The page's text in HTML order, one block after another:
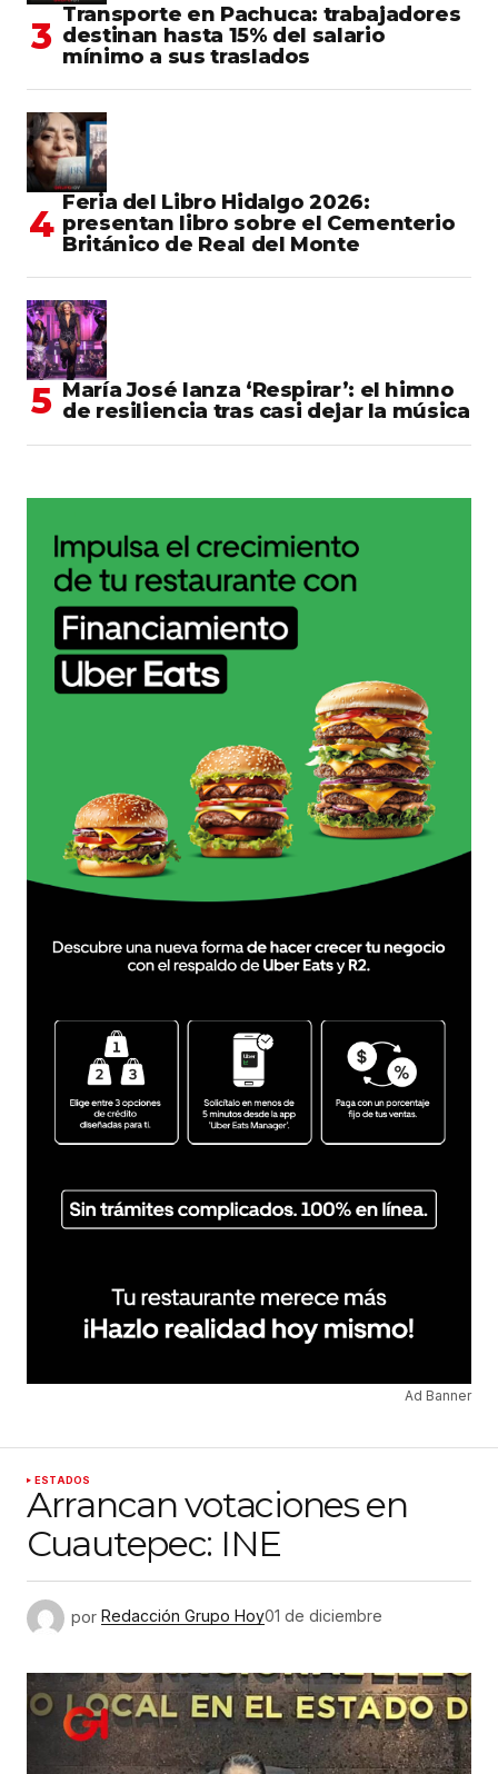
Transporte en Pachuca: trabajadores
destinan hasta 15% del salario
mínimo a sus traslados
Feria del Libro Hidalgo 2026:
presentan libro sobre el Cementerio
Británico de Real del Monte
María José lanza ‘Respirar’: el himno
de resiliencia tras casi dejar la música
Ad Banner
ESTADOS
Arrancan votaciones en
Cuautepec: INE
por Redacción Grupo Hoy01 de diciembre